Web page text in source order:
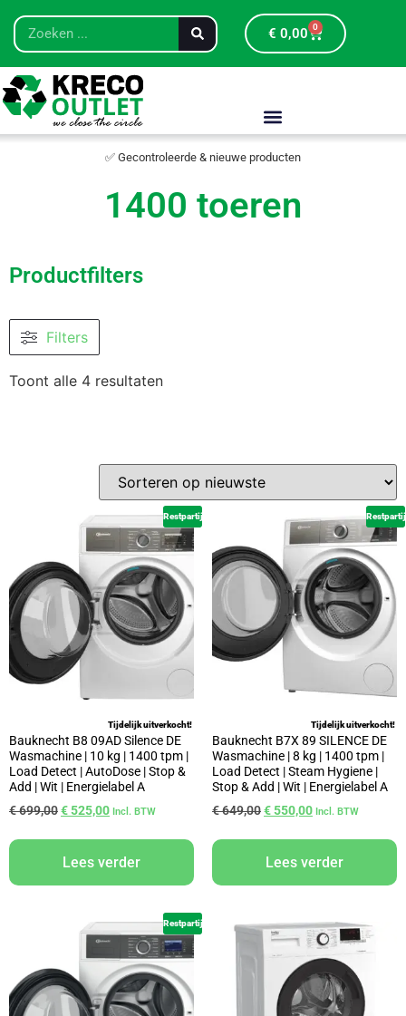
€ 0,00 0
✅ Gecontroleerde & nieuwe producten
1400 toeren
Productfilters
Filters
Toont alle 4 resultaten
Restpartij
Tijdelijk uitverkocht!
Bauknecht B8 09AD Silence DE
Wasmachine | 10 kg | 1400 tpm |
Load Detect | AutoDose | Stop &
Add | Wit | Energielabel A
€699,00€525,00 Incl. BTW
Lees verder
Restpartij
Tijdelijk uitverkocht!
Bauknecht B7X 89 SILENCE DE
Wasmachine | 8 kg | 1400 tpm |
Load Detect | Steam Hygiene |
Stop & Add | Wit | Energielabel A
€649,00€550,00 Incl. BTW
Lees verder
Restpartij